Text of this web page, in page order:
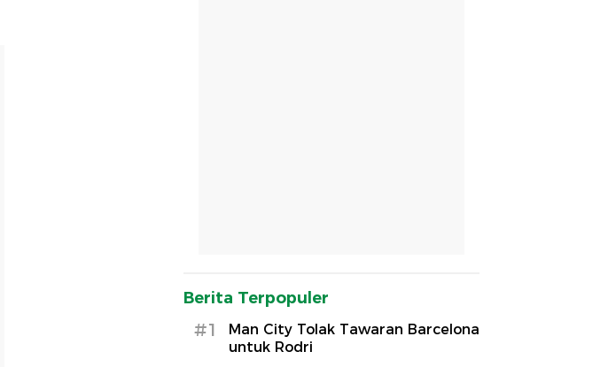
Berita Terpopuler
#1
Man City Tolak Tawaran Barcelona
untuk Rodri